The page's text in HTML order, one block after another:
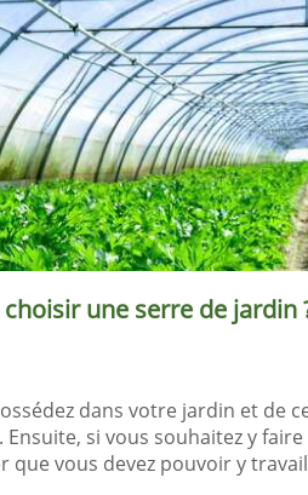
une serre de jardin
dans votre jardin et
. Ensuite, si vous souhaitez y
vous devez pouvoir y